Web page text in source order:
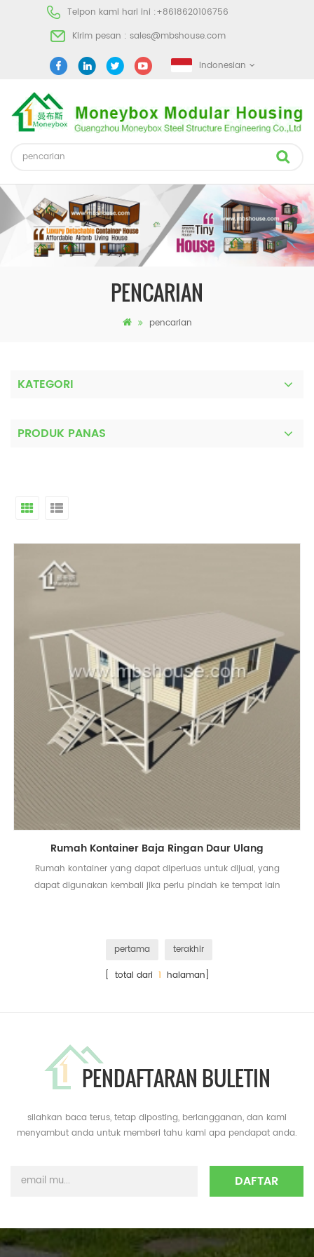
Telpon kami hari ini :+8618620106756
Kirim pesan : sales@mbshouse.com
Indonesian
PENCARIAN
pencarian
KATEGORI
PRODUK PANAS
Rumah Kontainer Baja Ringan Daur Ulang
Rumah kontainer yang dapat diperluas untuk dijual, yang
dapat digunakan kembali jika perlu pindah ke tempat lain
pertama
terakhir
[ total dari 1 halaman]
PENDAFTARAN BULETIN
silahkan baca terus, tetap diposting, berlangganan, dan kami
menyambut anda untuk memberi tahu kami apa pendapat anda.